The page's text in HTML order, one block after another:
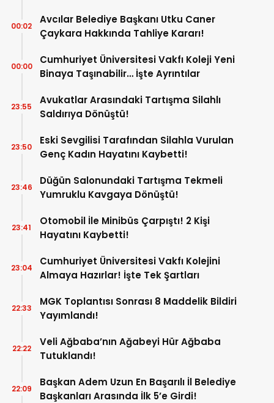
Avcılar Belediye Başkanı Utku Caner
Çaykara Hakkında Tahliye Kararı!
00:02
Cumhuriyet Üniversitesi Vakfı Koleji Yeni
Binaya Taşınabilir… İşte Ayrıntılar
00:00
Avukatlar Arasındaki Tartışma Silahlı
Saldırıya Dönüştü!
23:55
Eski Sevgilisi Tarafından Silahla Vurulan
Genç Kadın Hayatını Kaybetti!
23:50
Düğün Salonundaki Tartışma Tekmeli
Yumruklu Kavgaya Dönüştü!
23:46
Otomobil İle Minibüs Çarpıştı! 2 Kişi
Hayatını Kaybetti!
23:41
Cumhuriyet Üniversitesi Vakfı Kolejini
Almaya Hazırlar! İşte Tek Şartları
23:04
MGK Toplantısı Sonrası 8 Maddelik Bildiri
Yayımlandı!
22:33
Veli Ağbaba’nın Ağabeyi Hür Ağbaba
Tutuklandı!
22:22
Başkan Adem Uzun En Başarılı İl Belediye
Başkanları Arasında İlk 5’e Girdi!
22:09